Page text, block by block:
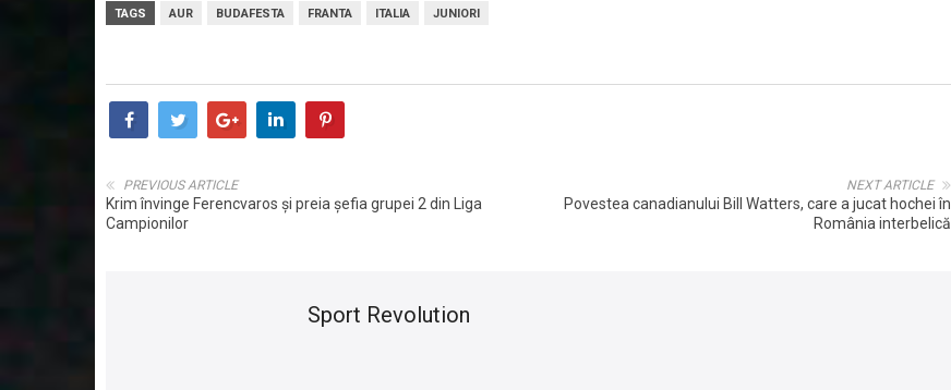
TAGS AUR BUDAFESTA FRANTA ITALIA JUNIORI
NEXT ARTICLE
Povestea canadianului Bill Watters, care a jucat hochei în
România interbelică
PREVIOUS ARTICLE
Krim învinge Ferencvaros și preia șefia grupei 2 din Liga
Campionilor
Sport Revolution